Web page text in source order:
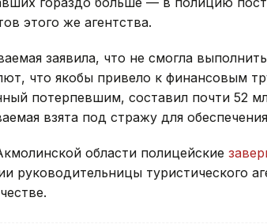
этого же агентства.
заявила, что не смогла
что якобы привело к финансовым
потерпевшим, составил почти 52
взята под стражу для
области полицейские
руководительницы туристического